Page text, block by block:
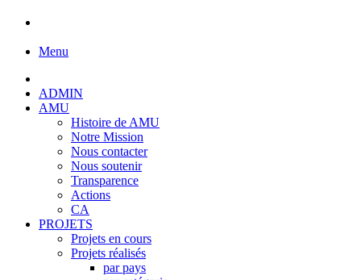
Menu
ADMIN
AMU
Histoire de AMU
Notre Mission
Nous contacter
Nous soutenir
Transparence
Actions
CA
PROJETS
Projets en cours
Projets réalisés
par pays